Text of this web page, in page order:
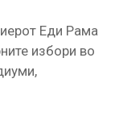
Еди Рама
избори во